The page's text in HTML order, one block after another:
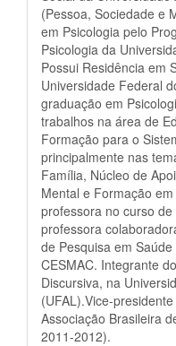
(Pessoa, Sociedade e
em Psicologia pelo
Psicologia da
Possui Residência em
Universidade Federal
graduação em
trabalhos na área de
Formação para o
principalmente nas
Família, Núcleo de
Mental e Formação
professora no curso
professora
de Pesquisa em
CESMAC. Integrante
Discursiva, na
(UFAL).Vice-
Associação Brasileira
2011-2012).